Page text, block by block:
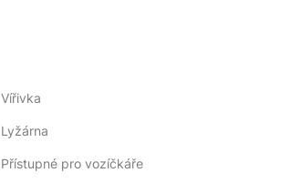
Vířivka
Lyžárna
Přístupné pro vozíčkáře